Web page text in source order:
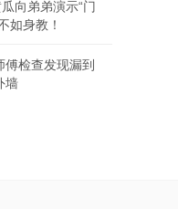
向弟弟演示“门
如身教！
检查发现漏到
墙